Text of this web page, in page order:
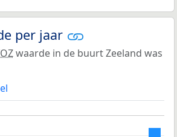
per jaar
waarde in de buurt Zeeland was